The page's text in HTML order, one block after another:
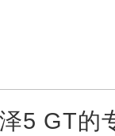
5 GT的